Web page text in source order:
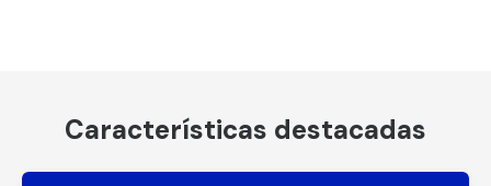
Características destacadas